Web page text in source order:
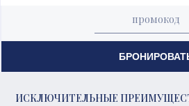
ИСКЛЮЧИТЕЛЬНЫЕ